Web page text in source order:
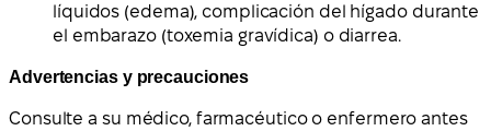
líquidos (edema), complicación del hígado durante
el embarazo (toxemia gravídica) o diarrea.
Advertencias y precauciones
Consulte a su médico, farmacéutico o enfermero antes